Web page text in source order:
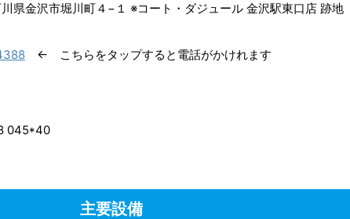
県金沢市堀川町４−１ ※コート・ダジュール 金沢駅東口店 跡地
← こちらをタップすると電話がかけれます
045*40
主要設備